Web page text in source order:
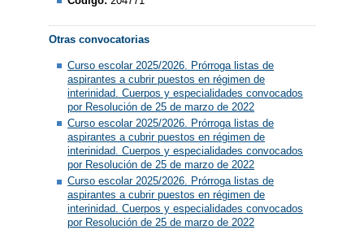
Otras convocatorias
Curso escolar 2025/2026. Prórroga listas de
aspirantes a cubrir puestos en régimen de
interinidad. Cuerpos y especialidades convocados
por Resolución de 25 de marzo de 2022
Curso escolar 2025/2026. Prórroga listas de
aspirantes a cubrir puestos en régimen de
interinidad. Cuerpos y especialidades convocados
por Resolución de 25 de marzo de 2022
Curso escolar 2025/2026. Prórroga listas de
aspirantes a cubrir puestos en régimen de
interinidad. Cuerpos y especialidades convocados
por Resolución de 25 de marzo de 2022